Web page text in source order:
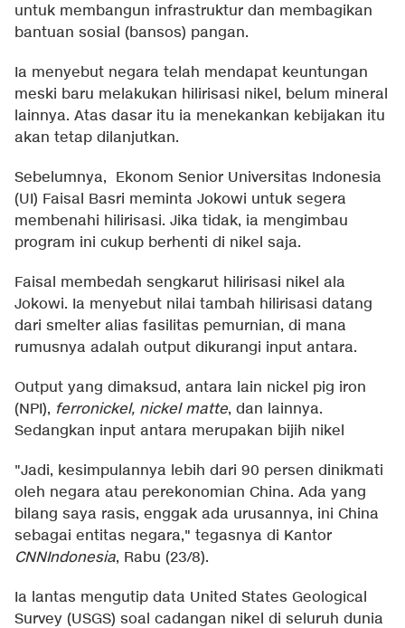
untuk membangun infrastruktur dan membagikan
bantuan sosial (bansos) pangan.
Ia menyebut negara telah mendapat keuntungan
meski baru melakukan hilirisasi nikel, belum mineral
lainnya. Atas dasar itu ia menekankan kebijakan itu
akan tetap dilanjutkan.
Sebelumnya, Ekonom Senior Universitas Indonesia
(UI) Faisal Basri meminta Jokowi untuk segera
membenahi hilirisasi. Jika tidak, ia mengimbau
program ini cukup berhenti di nikel saja.
Faisal membedah sengkarut hilirisasi nikel ala
Jokowi. Ia menyebut nilai tambah hilirisasi datang
dari smelter alias fasilitas pemurnian, di mana
rumusnya adalah output dikurangi input antara.
Output yang dimaksud, antara lain nickel pig iron
(NPI), ferronickel, nickel matte, dan lainnya.
Sedangkan input antara merupakan bijih nikel
"Jadi, kesimpulannya lebih dari 90 persen dinikmati
oleh negara atau perekonomian China. Ada yang
bilang saya rasis, enggak ada urusannya, ini China
sebagai entitas negara," tegasnya di Kantor
CNNIndonesia, Rabu (23/8).
Ia lantas mengutip data United States Geological
Survey (USGS) soal cadangan nikel di seluruh dunia